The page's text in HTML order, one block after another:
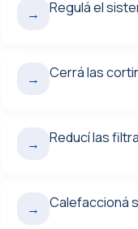
→ Regulá el
→ Cerrá las
→ Reducí las
→ Calefaccioná